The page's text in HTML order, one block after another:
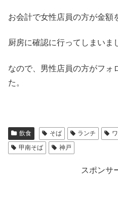
お会計で女性店員の方が金額
厨房に確認に行ってしまいま
なので、男性店員の方がフォ
た。
飲食 そば ランチ
甲南そば
神戸
スポンサ